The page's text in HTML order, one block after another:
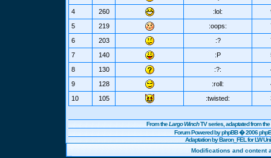
4
260 :lol:
5
219 :oops:
6
203 :?
7
140 :P
8
130 :?:
9
128 :roll:
10
105 :twisted:
From theLargo WinchTV series, adaptated from
Forum Powered byphpBB� 2006
Adaptation by Baron_FEL for LW
Modifications and content